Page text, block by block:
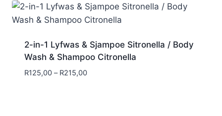
R105,00
2-in-1 Lyfwas & Sjampoe Sitronella / Body
Wash & Shampoo Citronella
R125,00 – R215,00Price